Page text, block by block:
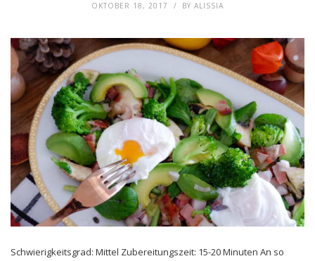
OKTOBER 18, 2017 BY ALISSIA
Schwierigkeitsgrad: Mittel Zubereitungszeit: 15-20 Minuten An so